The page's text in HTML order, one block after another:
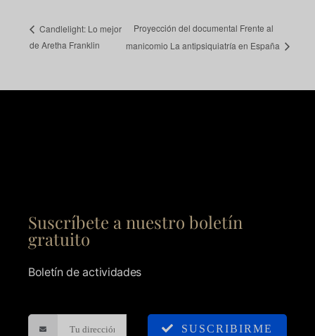
Candlelight: Lo mejor
de Aretha Franklin
Proyección del documental Frente al
manicomio La antipsiquiatría en España
Suscríbete a nuestro boletín
gratuito
Boletín de actividades
SUSCRIBIRME